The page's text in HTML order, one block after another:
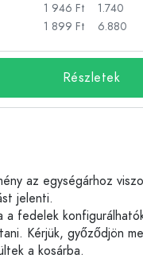
1 946 Ft
1 899 Ft
1.740
6.880
Részletek
az egységárhoz
jelenti.
a fedelek
Kérjük, győződjön
a kosárba.